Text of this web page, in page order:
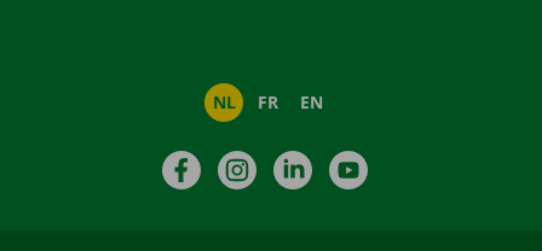
NL FR EN
FacebookInstagramLinkedIn